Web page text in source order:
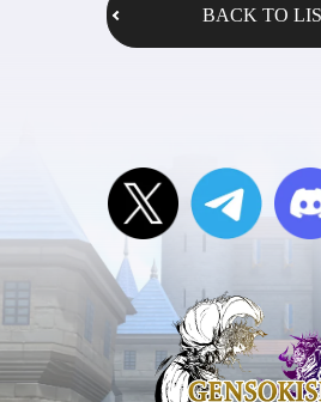
BACK TO